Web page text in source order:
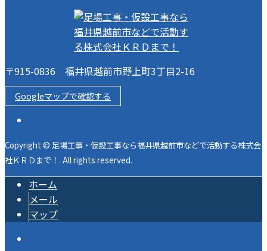
〒915-0836 福井県越前市野上町3丁目2-16
Googleマップで確認する
Copyright © 足場工事・仮設工事なら福井県越前市などで活動する株式会
社ＫＲＤまで！. All rights reserved.
ホーム
メール
マップ